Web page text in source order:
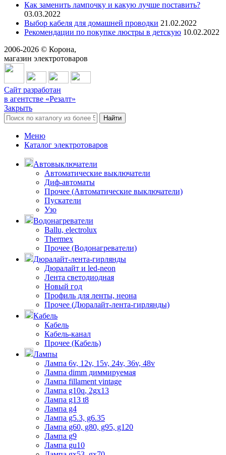
Как заменить лампочку и какую лучше поставить?
03.03.2022
Выбор кабеля для домашней проводки 21.02.2022
Рекомендации по покупке люстры в детскую 10.02.2022
2006-2026 © Корона,
магазин электротоваров
Сайт разработан
в агентстве «Резалт»
Закрыть
Найти
Меню
Каталог электротоваров
Автовыключатели
Автоматические выключатели
Диф-автоматы
Прочее (Автоматические выключатели)
Пускатели
Узо
Водонагреватели
Ballu, electrolux
Thermex
Прочее (Водонагреватели)
Дюралайт-лента-гирлянды
Дюралайт и led-neon
Лента светодиодная
Новый год
Профиль для ленты, неона
Прочее (Дюралайт-лента-гирлянды)
Кабель
Кабель
Кабель-канал
Прочее (Кабель)
Лампы
Лампа 6v, 12v, 15v, 24v, 36v, 48v
Лампа dimm диммируемая
Лампа fillament vintage
Лампа g10q, 2gx13
Лампа g13 t8
Лампа g4
Лампа g5.3, g6.35
Лампа g60, g80, g95, g120
Лампа g9
Лампа gu10